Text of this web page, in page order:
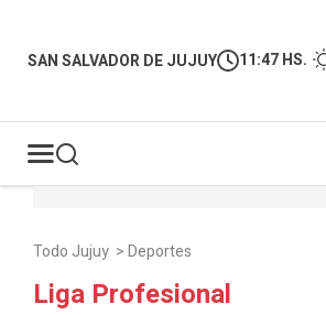
SAN SALVADOR DE JUJUY 11:47 HS.
Todo Jujuy >Deportes
Liga Profesional